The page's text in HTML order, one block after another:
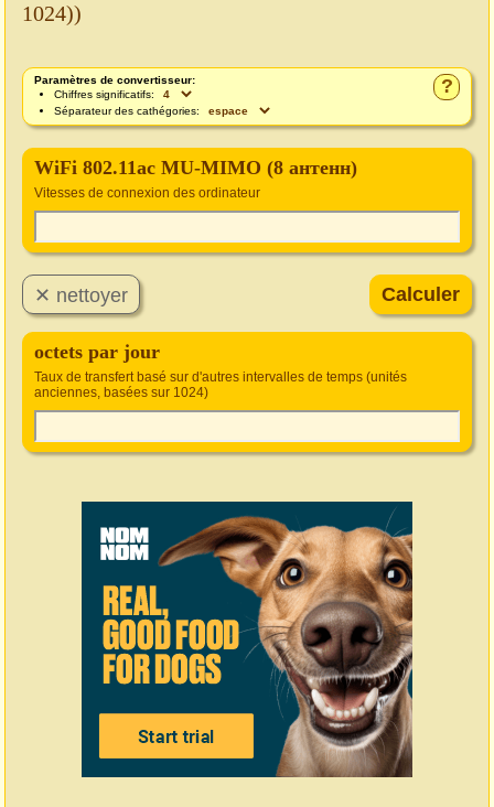
1024))
?
Paramètres de convertisseur:
Chiffres significatifs:
Séparateur des cathégories:
WiFi 802.11ac MU-MIMO (8 антенн)
Vitesses de connexion des ordinateur
octets par jour
Taux de transfert basé sur d'autres intervalles de temps (unités
anciennes, basées sur 1024)